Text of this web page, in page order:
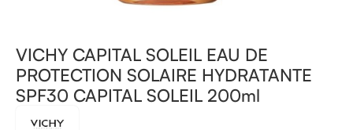
VICHY CAPITAL SOLEIL EAU DE
PROTECTION SOLAIRE HYDRATANTE
SPF30 CAPITAL SOLEIL 200ml